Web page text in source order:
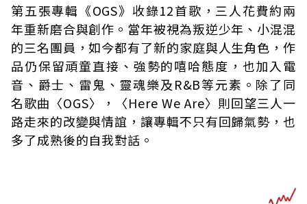
第五張專輯《OGS》收錄12首歌，三人花費約兩
年重新磨合與創作。當年被視為叛逆少年、小混混
的三名團員，如今都有了新的家庭與人生角色，作
品仍保留頑童直接、強勢的嘻哈態度，也加入電
音、爵士、雷鬼、靈魂樂及R&B等元素。除了同
名歌曲〈OGS〉，〈Here We Are〉則回望三人一
路走來的改變與情誼，讓專輯不只有回歸氣勢，也
多了成熟後的自我對話。